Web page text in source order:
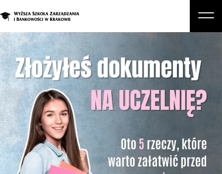
Studia
Studia podyplomowe i kursy
Kandydat
Biznes
Zapisz się na studia